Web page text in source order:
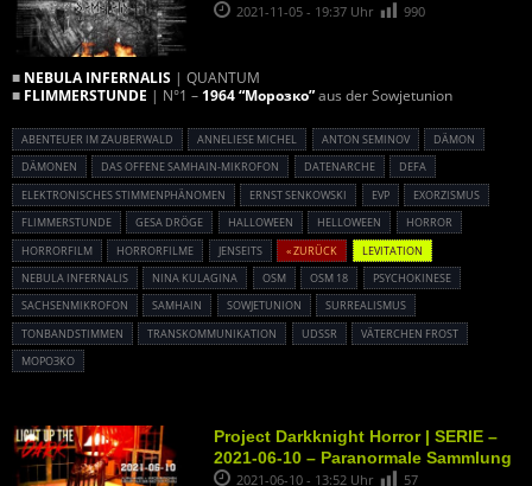
2021-11-05 - 19:37 Uhr 990
■ NEBULA INFERNALIS | QUANTUM
■ FLIMMERSTUNDE | N°1 – 1964 “Морозко”aus der Sowjetunion
ABENTEUER IM ZAUBERWALD ANNELIESE MICHEL ANTON SEMINOV
DÄMON
DÄMONEN
DAS OFFENE SAMHAIN-MIKROFON DATENARCHE
DEFA
ELEKTRONISCHES STIMMENPHÄNOMEN
ERNST SENKOWSKI EVP
EXORZISMUS
FLIMMERSTUNDE
GESA DRÖGE HALLOWEEN HELLOWEEN
HORROR
HORRORFILM
HORRORFILME JENSEITS « ZURÜCK
LEVITATION
NEBULA INFERNALIS
NINA KULAGINA OSM OSM 18
PSYCHOKINESE
SACHSENMIKROFON
SAMHAIN SOWJETUNION
SURREALISMUS
TONBANDSTIMMEN
TRANSKOMMUNIKATION UDSSR
VÄTERCHEN FROST
МОРОЗКО
Project Darkknight Horror | SERIE –
2021-06-10 – Paranormale Sammlung
2021-06-10 - 13:52 Uhr 57